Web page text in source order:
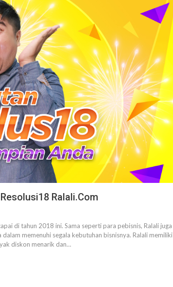
Ralali.com
di tahun 2018 ini. Sama seperti para pebisnis, Ralali juga
memenuhi segala kebutuhan bisnisnya. Ralali memiliki
diskon menarik dan…